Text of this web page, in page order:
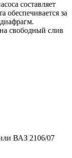
составляет
обеспечивается за
свободный слив
ВАЗ 2106/07